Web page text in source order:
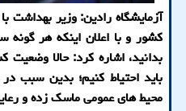
آزمایشگاه رادین: وزیر بهداشت
کشور و با اعلان اینکه هر
بدانید، اشاره کرد: حالا
باید احتیاط کنیم؛ بدین سبب
محیط های عمومی ماسک زده و